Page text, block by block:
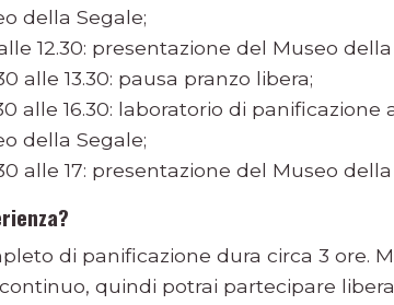
della Segale;
12.30: presentazione del Museo
alle 13.30: pausa pranzo libera;
alle 16.30: laboratorio di panificazione
della Segale;
alle 17: presentazione del Museo
di panificazione dura circa 3 ore.
quindi potrai partecipare